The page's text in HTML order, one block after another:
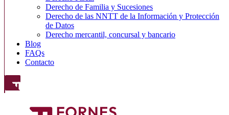
Derecho de Familia y Sucesiones
Derecho de las NNTT de la Información y Protección
de Datos
Derecho mercantil, concursal y bancario
Blog
FAQs
Contacto